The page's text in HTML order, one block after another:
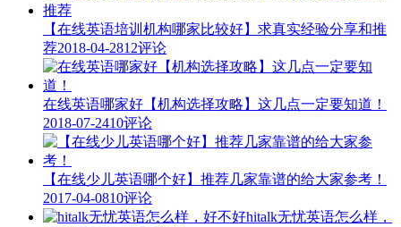
【在线英语培训机构哪家比较好】求真实经验分享和推
荐2018-04-2812评论
在线英语哪家好【机构选择攻略】这几点一定要知道！
2018-07-2410评论
【在线少儿英语哪个好】推荐几家靠谱的给大家参考！
2017-04-0810评论
hitalk无忧英语怎么样，